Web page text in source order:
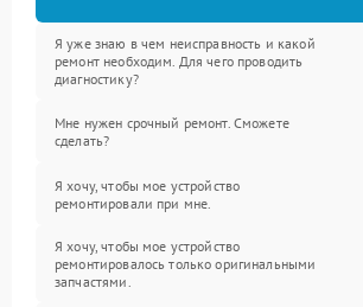
Я уже знаю в чем неисправность и какой
ремонт необходим. Для чего проводить
диагностику?
Мне нужен срочный ремонт. Сможете
сделать?
Я хочу, чтобы мое устройство
ремонтировали при мне.
Я хочу, чтобы мое устройство
ремонтировалось только оригинальными
запчастями.